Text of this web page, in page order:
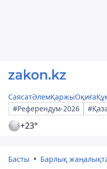
СаясатӘлемҚаржыОқиға
#Референдум-2026
+23°
Басты Барлық